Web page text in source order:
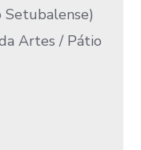
Setubalense)
Artes / Pátio